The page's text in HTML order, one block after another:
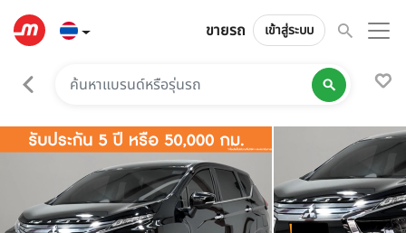
ขายรถ เข้าสู่ระบบ